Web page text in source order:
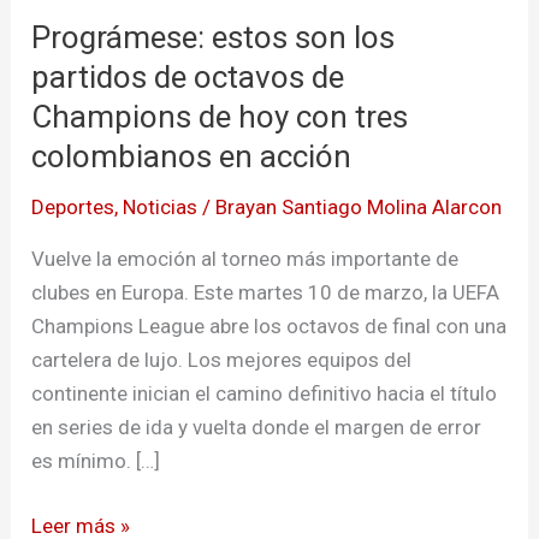
Prográmese: estos son los
partidos de octavos de
Champions de hoy con tres
colombianos en acción
Deportes, Noticias / Brayan Santiago Molina Alarcon
Vuelve la emoción al torneo más importante de
clubes en Europa. Este martes 10 de marzo, la UEFA
Champions League abre los octavos de final con una
cartelera de lujo. Los mejores equipos del
continente inician el camino definitivo hacia el título
en series de ida y vuelta donde el margen de error
es mínimo. […]
Leer más »